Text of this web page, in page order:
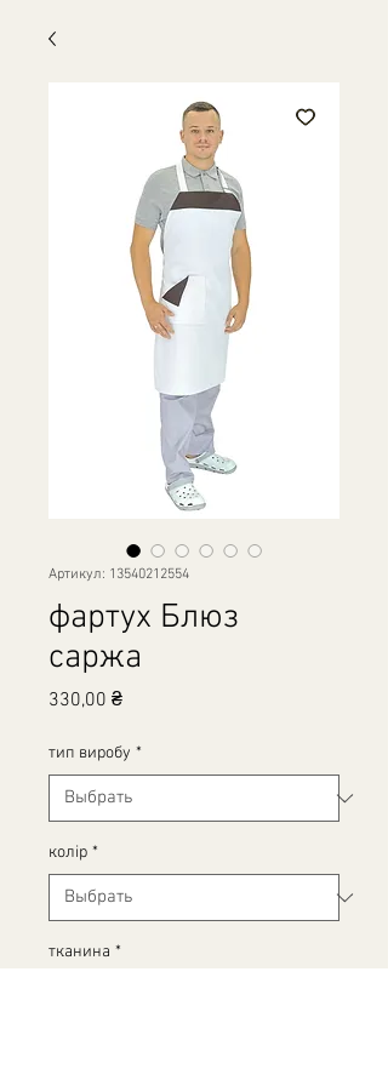
Артикул: 13540212554
фартух Блюз
саржа
330,00 ₴Цена
тип виробу *
колір *
тканина *